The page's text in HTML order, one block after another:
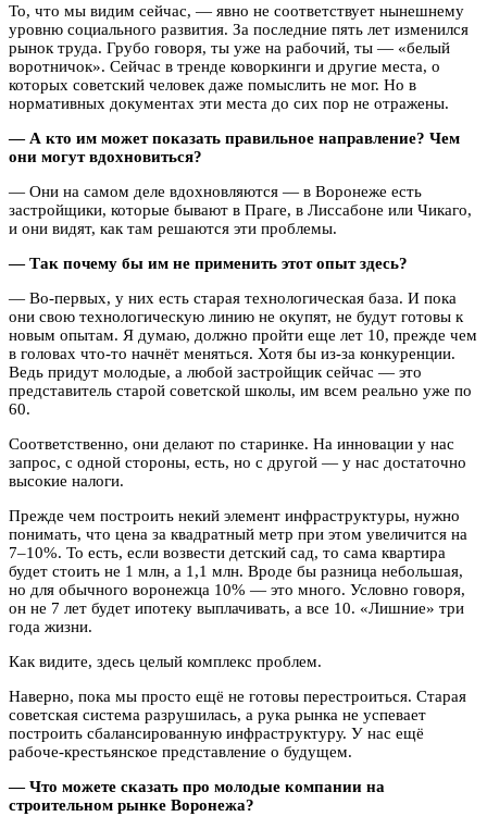
То, что мы видим сейчас, — явно не соответствует нынешнему
уровню социального развития. За последние пять лет изменился
рынок труда. Грубо говоря, ты уже на рабочий, ты — «белый
воротничок». Сейчас в тренде коворкинги и другие места, о
которых советский человек даже помыслить не мог. Но в
нормативных документах эти места до сих пор не отражены.
— А кто им может показать правильное направление? Чем
они могут вдохновиться?
— Они на самом деле вдохновляются — в Воронеже есть
застройщики, которые бывают в Праге, в Лиссабоне или Чикаго,
и они видят, как там решаются эти проблемы.
— Так почему бы им не применить этот опыт здесь?
— Во-первых, у них есть старая технологическая база. И пока
они свою технологическую линию не окупят, не будут готовы к
новым опытам. Я думаю, должно пройти еще лет 10, прежде чем
в головах что-то начнёт меняться. Хотя бы из-за конкуренции.
Ведь придут молодые, а любой застройщик сейчас — это
представитель старой советской школы, им всем реально уже по
60.
Соответственно, они делают по старинке. На инновации у нас
запрос, с одной стороны, есть, но с другой — у нас достаточно
высокие налоги.
Прежде чем построить некий элемент инфраструктуры, нужно
понимать, что цена за квадратный метр при этом увеличится на
7–10%. То есть, если возвести детский сад, то сама квартира
будет стоить не 1 млн, а 1,1 млн. Вроде бы разница небольшая,
но для обычного воронежца 10% — это много. Условно говоря,
он не 7 лет будет ипотеку выплачивать, а все 10. «Лишние» три
года жизни.
Как видите, здесь целый комплекс проблем.
Наверно, пока мы просто ещё не готовы перестроиться. Старая
советская система разрушилась, а рука рынка не успевает
построить сбалансированную инфраструктуру. У нас ещё
рабоче-крестьянское представление о будущем.
— Что можете сказать про молодые компании на
строительном рынке Воронежа?